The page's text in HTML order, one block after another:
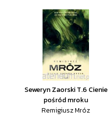
Seweryn Zaorski T.6 Cienie
pośród mroku
Remigiusz Mróz